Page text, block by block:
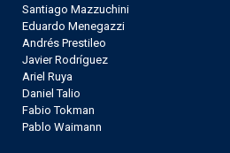
Santiago Mazzuchini
Eduardo Menegazzi
Andrés Prestileo
Javier Rodríguez
Ariel Ruya
Daniel Talio
Fabio Tokman
Pablo Waimann